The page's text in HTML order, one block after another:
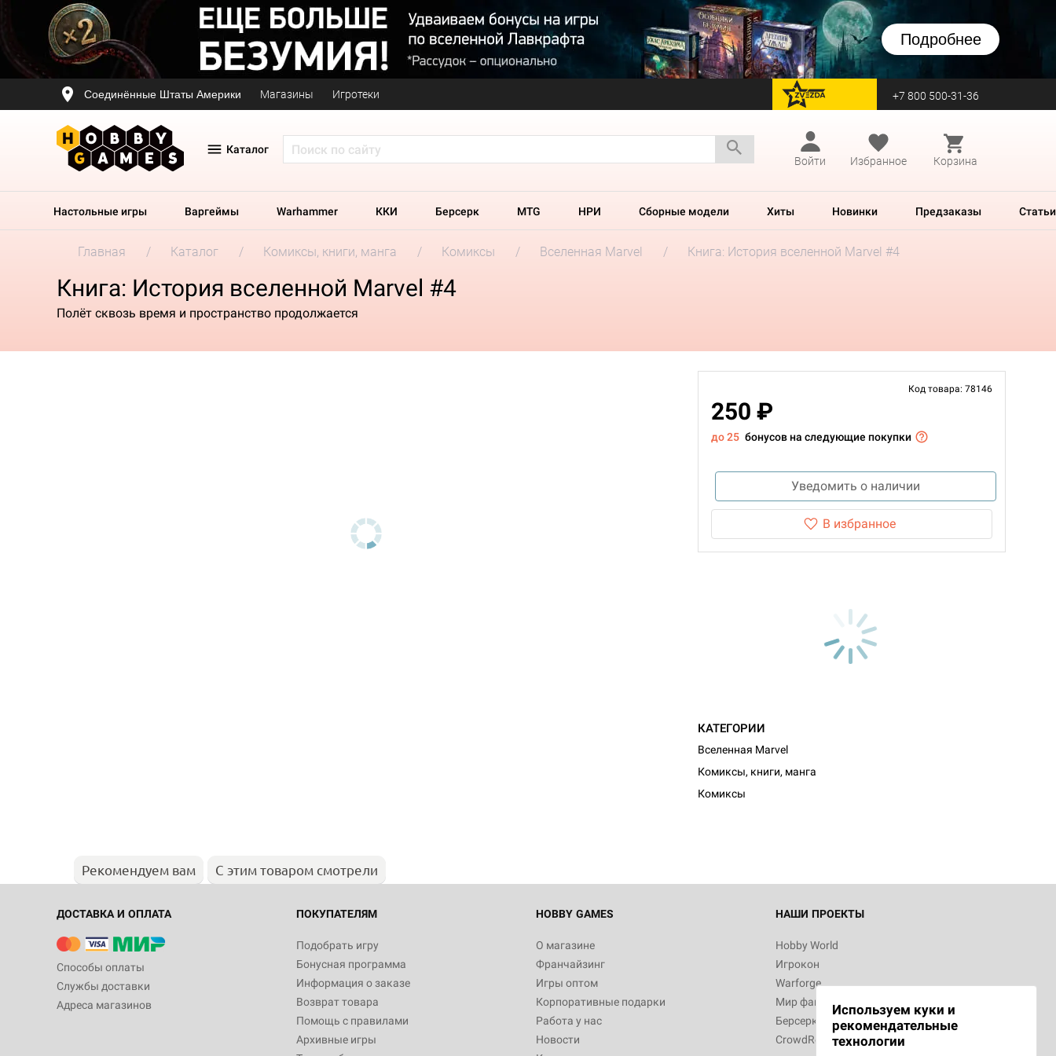
Подробнее
Соединённые Штаты Америки Магазины Игротеки перейти на Zvezda +7 800 500-31-36
Каталог
Войти
Избранное Корзина
Настольные игры Варгеймы Warhammer ККИ Берсерк MTG НРИ Сборные модели Хиты Новинки Предзаказы Статьи
Главная Каталог Комиксы, книги, манга Комиксы Вселенная Marvel Книга: История вселенной Marvel #4
Книга: История вселенной Marvel #4
Полёт сквозь время и пространство продолжается
Код товара: 78146
250 ₽
до 25 бонусов на следующие покупки
Уведомить о наличии
В избранное
КАТЕГОРИИ
Вселенная Marvel
Комиксы, книги, манга
Комиксы
Рекомендуем вам С этим товаром смотрели
ДОСТАВКА И ОПЛАТА
Способы оплаты
Службы доставки
Адреса магазинов
ПОКУПАТЕЛЯМ
Подобрать игру
Бонусная программа
Информация о заказе
Возврат товара
Помощь с правилами
Архивные игры
HOBBY GAMES
О магазине
Франчайзинг
Игры оптом
Корпоративные подарки
Работа у нас
Новости
НАШИ ПРОЕКТЫ
Hobby World
Игрокон
Warforge
Мир фантастики
Берсерк
CrowdRepublic
Используем куки и
рекомендательные
технологии